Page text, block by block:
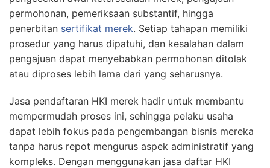
permohonan, pemeriksaan substantif, hingga
penerbitan sertifikat merek. Setiap tahapan memiliki
prosedur yang harus dipatuhi, dan kesalahan dalam
pengajuan dapat menyebabkan permohonan ditolak
atau diproses lebih lama dari yang seharusnya.
Jasa pendaftaran HKI merek hadir untuk membantu
mempermudah proses ini, sehingga pelaku usaha
dapat lebih fokus pada pengembangan bisnis mereka
tanpa harus repot mengurus aspek administratif yang
kompleks. Dengan menggunakan jasa daftar HKI